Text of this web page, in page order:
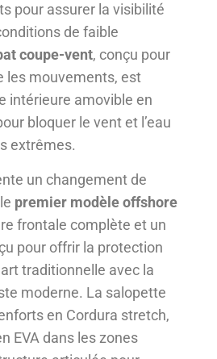
pour assurer la visibilité
de faible
coupe-vent, conçu pour
les mouvements, est
intérieure amovible en
bloquer le vent et l’eau
extrêmes.
un changement de
premier modèle offshore
frontale complète et un
pour offrir la protection
traditionnelle avec la
moderne. La salopette
en Cordura stretch,
EVA dans les zones